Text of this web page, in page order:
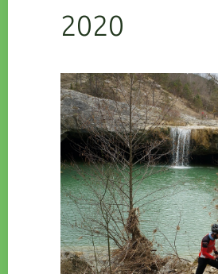
2020